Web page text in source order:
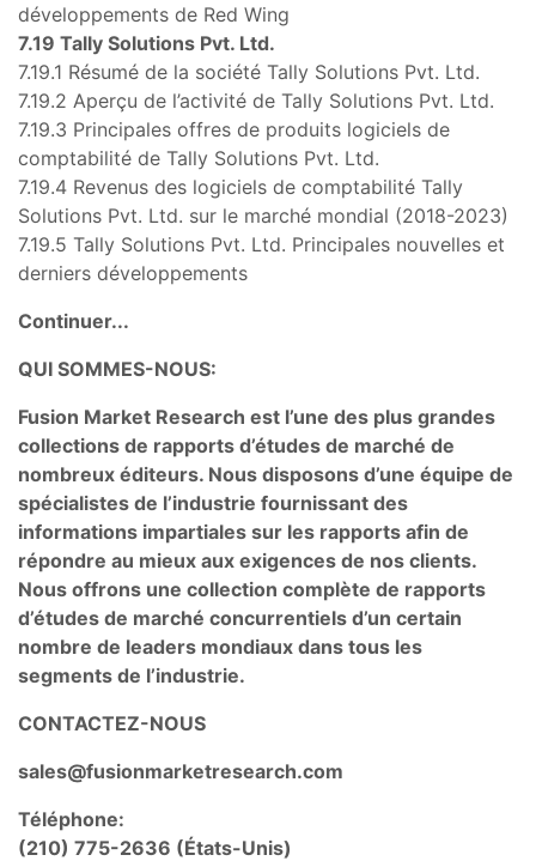
développements de Red Wing
7.19 Tally Solutions Pvt. Ltd.
7.19.1 Résumé de la société Tally Solutions Pvt. Ltd.
7.19.2 Aperçu de l’activité de Tally Solutions Pvt. Ltd.
7.19.3 Principales offres de produits logiciels de
comptabilité de Tally Solutions Pvt. Ltd.
7.19.4 Revenus des logiciels de comptabilité Tally
Solutions Pvt. Ltd. sur le marché mondial (2018-2023)
7.19.5 Tally Solutions Pvt. Ltd. Principales nouvelles et
derniers développements
Continuer...
QUI SOMMES-NOUS:
Fusion Market Research est l’une des plus grandes
collections de rapports d’études de marché de
nombreux éditeurs. Nous disposons d’une équipe de
spécialistes de l’industrie fournissant des
informations impartiales sur les rapports afin de
répondre au mieux aux exigences de nos clients.
Nous offrons une collection complète de rapports
d’études de marché concurrentiels d’un certain
nombre de leaders mondiaux dans tous les
segments de l’industrie.
CONTACTEZ-NOUS
sales@fusionmarketresearch.com
Téléphone:
(210) 775-2636 (États-Unis)